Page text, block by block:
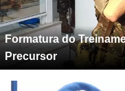
Formatura do
Precursor